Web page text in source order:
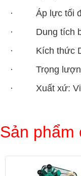
· Áp lực tối
· Dung tích
· Kích thức
· Trọng
· Xuất xứ:
Sản phẩm